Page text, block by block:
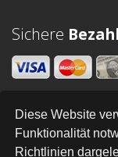
Diese Website
Funktionalität
Richtlinien
Sichere
Newsletter